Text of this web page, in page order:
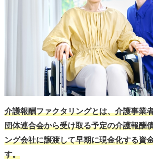
介護報酬ファクタリングとは、介護事業
団体連合会から受け取る予定の介護報酬
ング会社に譲渡して早期に現金化する資
す。